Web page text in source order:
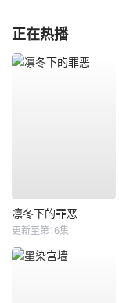
正在热播
凛冬下的罪恶
更新至第16集